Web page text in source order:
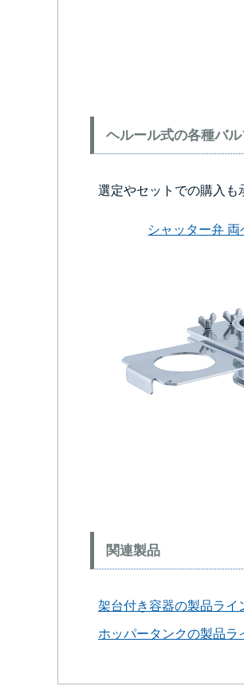
ヘルール式の各種バ
選定やセットでの購入も
シャッター弁
関連製品
架台付き容器の製品ライ
ホッパータンクの製品ラ